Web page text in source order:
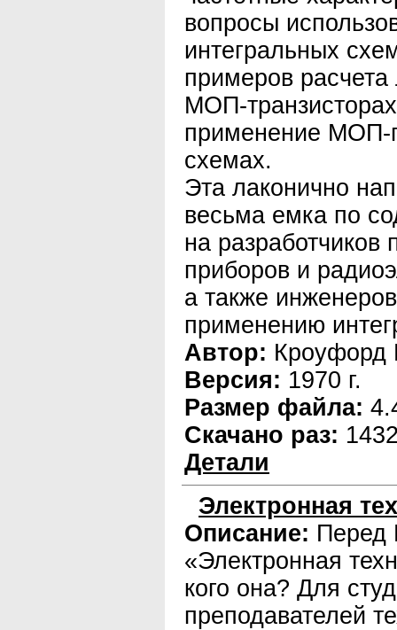
вопросы
интегральных
примеров расчета
МОП-
применение МОП-
схемах.
Эта лаконично
весьма емка по
на разработчиков
приборов и
а также
применению
Автор: Кроуфорд
Версия: 1970 г.
Размер файла:
Скачано раз:
Детали
Электронная
Описание: Перед
«Электронная
кого она? Для
преподавателей